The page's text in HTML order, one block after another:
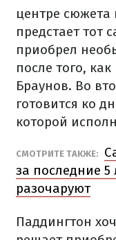
центре
предстает тот
приобрел
после того,
Браунов. Во
готовится ко
которой
СМОТРИТЕ ТАКЖЕ:
за последние 5
разочаруют
Паддингтон